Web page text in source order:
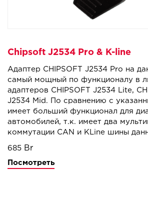
Chipsoft J2534 Pro & K-line
Адаптер CHIPSOFT J2534 Pro на
самый мощный по функционалу в
адаптеров CHIPSOFT J2534 Lite,
J2534 Mid. По сравнению с
имеет больший функционал для
автомобилей, т.к. имеет два
коммутации CAN и KLine шины
незаменимым инструментом при
685
Посмотреть